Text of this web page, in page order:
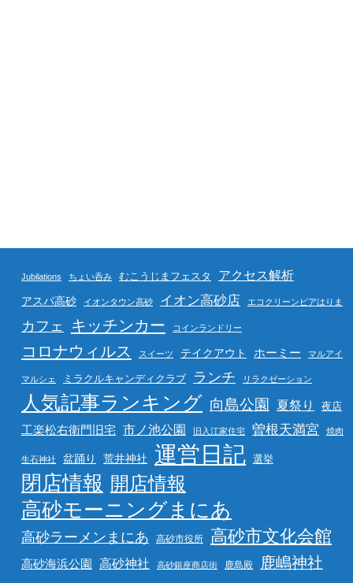
Jubilations ちょい呑み むこうじまフェスタ アクセス解析
アスパ高砂 イオンタウン高砂 イオン高砂店 エコクリーンピアはりま
カフェ キッチンカー コインランドリー
コロナウィルス スイーツ テイクアウト ホーミー マルアイ
マルシェ ミラクルキャンディクラブ ランチ リラクゼーション
人気記事ランキング 向島公園 夏祭り 夜店
工楽松右衛門旧宅 市ノ池公園 旧入江家住宅 曽根天満宮 焼肉
生石神社 盆踊り 荒井神社 運営日記 選挙
閉店情報 開店情報
高砂モーニングまにあ
高砂ラーメンまにあ 高砂市役所 高砂市文化会館
高砂海浜公園 高砂神社 高砂銀座商店街 鹿島殿 鹿嶋神社